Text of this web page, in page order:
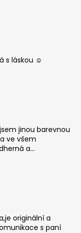
hvězdiček.
s láskou ☺️
hvězdiček.
jinou barevnou
ve všem
a...
hvězdiček.
originální a
s paní